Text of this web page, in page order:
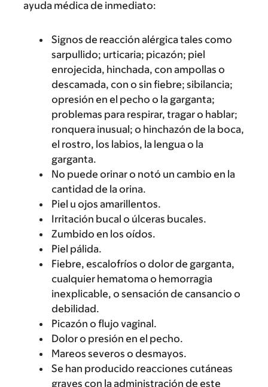
ayuda médica de inmediato:
Signos de reacción alérgica tales como
sarpullido; urticaria; picazón; piel
enrojecida, hinchada, con ampollas o
descamada, con o sin fiebre; sibilancia;
opresión en el pecho o la garganta;
problemas para respirar, tragar o hablar;
ronquera inusual; o hinchazón de la boca,
el rostro, los labios, la lengua o la
garganta.
No puede orinar o notó un cambio en la
cantidad de la orina.
Piel u ojos amarillentos.
Irritación bucal o úlceras bucales.
Zumbido en los oídos.
Piel pálida.
Fiebre, escalofríos o dolor de garganta,
cualquier hematoma o hemorragia
inexplicable, o sensación de cansancio o
debilidad.
Picazón o flujo vaginal.
Dolor o presión en el pecho.
Mareos severos o desmayos.
Se han producido reacciones cutáneas
graves con la administración de este